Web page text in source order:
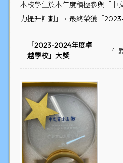
本校學生於本年度積極參與「中
力提升計劃」，最終榮獲「
「2023-2024年度卓
越學校」大獎
仁